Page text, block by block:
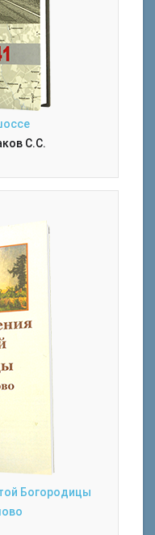
С.С.
Богородицы